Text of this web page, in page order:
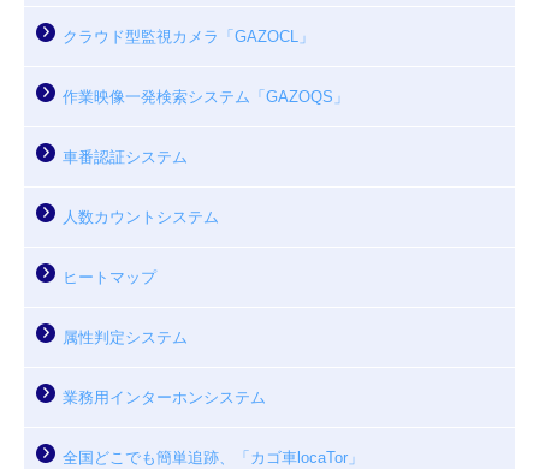
クラウド型監視カメラ「GAZOCL」
作業映像一発検索システム「GAZOQS」
車番認証システム
人数カウントシステム
ヒートマップ
属性判定システム
業務用インターホンシステム
全国どこでも簡単追跡、「カゴ車locaTor」